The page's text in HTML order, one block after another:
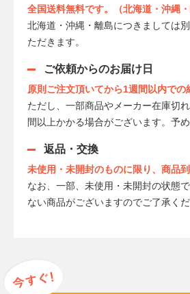
全国送料無料です。（北海道・沖縄・
北海道・沖縄・離島につきましては
ただきます。
ご依頼からのお届け日
原則ご注文頂いてから1週間以内での
ただし、一部商品やメーカー在庫切
間以上かかる場合がございます。予め
返品・交換
未使用・未開封のものに限り、商品
なお、一部、未使用・未開封の状態
ない商品がございますのでご了承くだ